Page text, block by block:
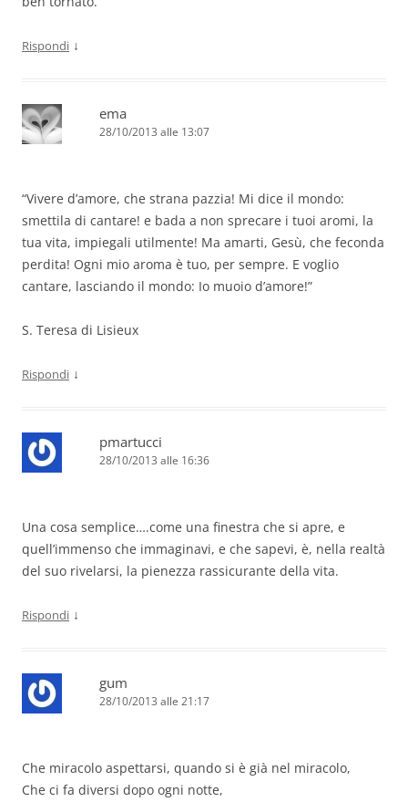
Rispondi ↓
ema
28/10/2013 alle 13:07
“Vivere d’amore, che strana pazzia! Mi dice il mondo:
smettila di cantare! e bada a non sprecare i tuoi aromi, la
tua vita, impiegali utilmente! Ma amarti, Gesù, che feconda
perdita! Ogni mio aroma è tuo, per sempre. E voglio
cantare, lasciando il mondo: Io muoio d’amore!”
S. Teresa di Lisieux
Rispondi ↓
pmartucci
28/10/2013 alle 16:36
Una cosa semplice….come una finestra che si apre, e
quell’immenso che immaginavi, e che sapevi, è, nella realtà
del suo rivelarsi, la pienezza rassicurante della vita.
Rispondi ↓
gum
28/10/2013 alle 21:17
Che miracolo aspettarsi, quando si è già nel miracolo,
Che ci fa diversi dopo ogni notte,